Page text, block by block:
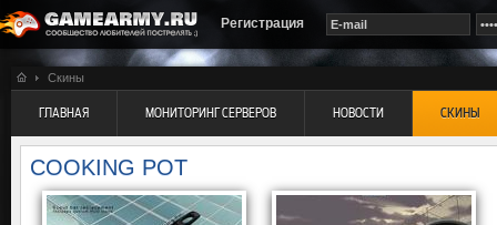
Регистрация
Скины
ГЛАВНАЯ МОНИТОРИНГ СЕРВЕРОВ НОВОСТИ СКИНЫ
COOKING POT